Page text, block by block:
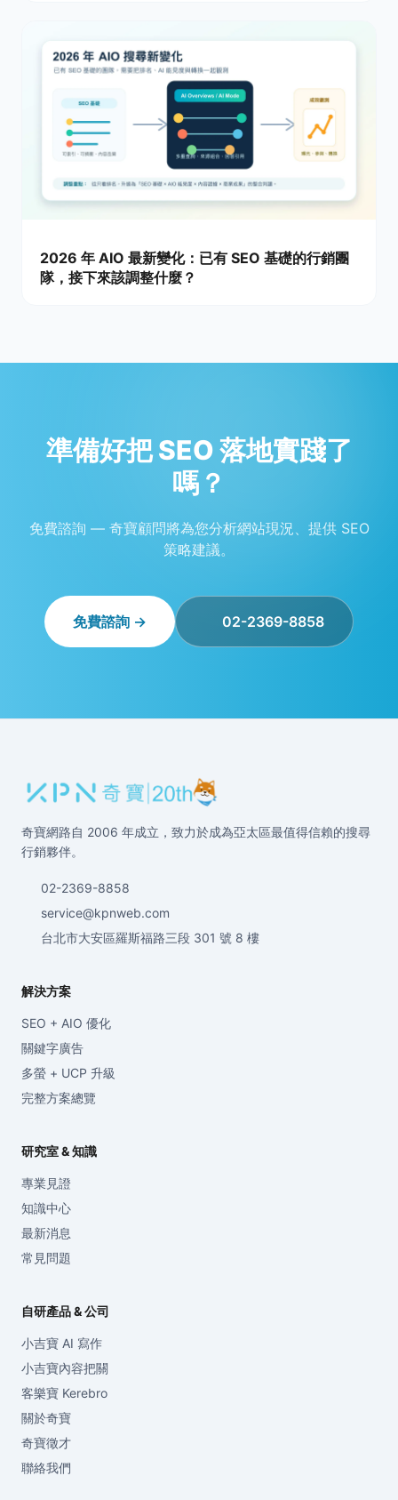
2026 年 AIO 最新變化：已有 SEO 基礎的行銷團
隊，接下來該調整什麼？
準備好把 SEO 落地實踐了
嗎？
免費諮詢 — 奇寶顧問將為您分析網站現況、提供 SEO
策略建議。
免費諮詢 → 02-2369-8858
奇寶網路自 2006 年成立，致力於成為亞太區最值得信賴的搜尋
行銷夥伴。
02-2369-8858
service@kpnweb.com
台北市大安區羅斯福路三段 301 號 8 樓
解決方案
SEO + AIO 優化
關鍵字廣告
多螢 + UCP 升級
完整方案總覽
研究室 & 知識
專業見證
知識中心
最新消息
常見問題
自研產品 & 公司
小吉寶 AI 寫作
小吉寶內容把關
客樂寶 Kerebro
關於奇寶
奇寶徵才
聯絡我們